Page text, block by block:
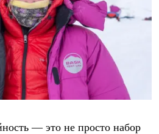
— это не просто набор